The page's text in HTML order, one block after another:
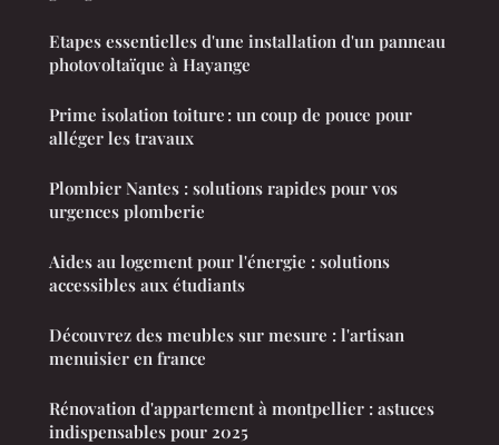
Etapes essentielles d'une installation d'un panneau
photovoltaïque à Hayange
Prime isolation toiture : un coup de pouce pour
alléger les travaux
Plombier Nantes : solutions rapides pour vos
urgences plomberie
Aides au logement pour l'énergie : solutions
accessibles aux étudiants
Découvrez des meubles sur mesure : l'artisan
menuisier en france
Rénovation d'appartement à montpellier : astuces
indispensables pour 2025